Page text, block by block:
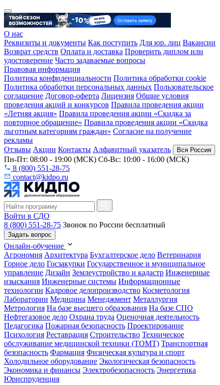
О нас
Реквизиты и документы Как поступить Для юр. лиц Вакансии
Возврат средств Оплата и доставка Проверить диплом или
удостоверение Часто задаваемые вопросы
Правовая информация
Политика конфиденциальности Политика обработки cookie
Политика обработки персональных данных Пользовательское
соглашение Договор-оферта Лицензия Общие условия
проведения акций и конкурсов Правила проведения акции
«Летняя акция» Правила проведения акции «Скидка за
повторное обращение» Правила проведения акции «Скидка
льготным категориям граждан» Согласие на получение
рекламы
Отзывы Акции Контакты Алфавитный указатель Вся Россия
Пн-Пт: 08:00 - 19:00 (МСК) Сб-Вс: 10:00 - 16:00 (МСК)
8 (800) 551-28-75
contact@kidpo.ru
Войти в СДО
8 (800) 551-28-75 Звонок по России бесплатный
Задать вопрос
Онлайн-обучение
Агрономия Архитектура Бухгалтерское дело Ветеринария
Горное дело Госзакупки Государственное и муниципальное
управление Дизайн Землеустройство и кадастр Инженерные
изыскания Инженерные системы Информационные
технологии Кадровое делопроизводство Косметология
Лаборатории Медицина Менеджмент Металлургия
Метрология На базе высшего образования На базе СПО
Нефтегазовое дело Охрана труда Оценочная деятельность
Педагогика Пожарная безопасность Проектирование
Психология Реставрация Строительство Техническое
обслуживание медицинской техники (ТОМТ) Транспортная
безопасность Фармация Физическая культура и спорт
Холодильное оборудование Экологическая безопасность
Экономика и финансы Электробезопасность Энергетика
Юриспруденция